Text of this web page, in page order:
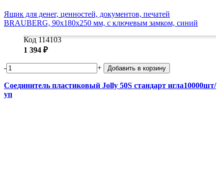
Ящик для денег, ценностей, документов, печатей
BRAUBERG, 90х180х250 мм, с ключевым замком, синий
Код 114103
1 394 ₽
- + Добавить в корзину
Соединитель пластиковый Jolly 50S стандарт игла10000шт/
уп